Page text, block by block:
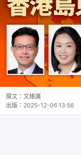
撰文： 文維廣
出版： 2025-12-06 13:56